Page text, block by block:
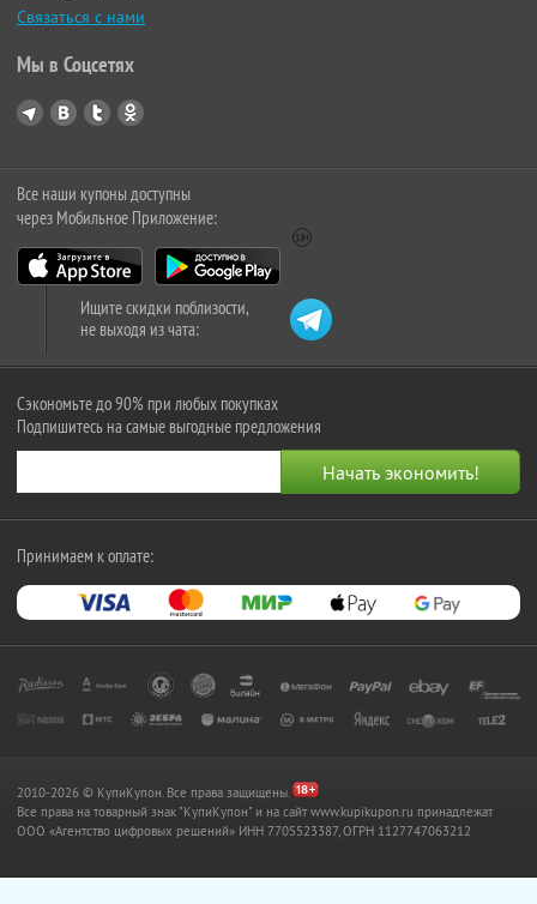
Связаться с нами
Мы в Соцсетях
Все наши купоны доступны
через Мобильное Приложение:
Ищите скидки поблизости,
не выходя из чата:
Сэкономьте до 90% при любых покупках
Подпишитесь на самые выгодные предложения
Принимаем к оплате:
2010-2026 © КупиКупон. Все права защищены.
Все права на товарный знак "КупиКупон" и на сайт www.kupikupon.ru принадлежат
OOO «Агентство цифровых решений» ИНН 7705523387, ОГРН 1127747063212